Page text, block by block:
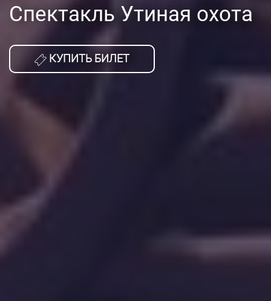
Спектакль Утиная охота
КУПИТЬ БИЛЕТ